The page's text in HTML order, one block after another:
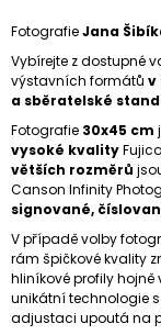
FotografieJana
Vybírejte z dostupné
výstavních formátů v
a sběratelské
Fotografie 30x45 cm
vysoké kvality
větších rozměrů
Canson Infinity
signované,
V případě volby
rám špičkové kvality
hliníkové profily
unikátní technologie
adjustaci upoutá na